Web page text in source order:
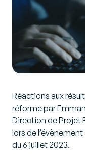
Réactions aux
réforme par
Direction de Projet
lors de
du 6 juillet 2023.